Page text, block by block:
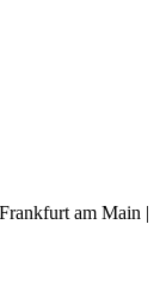
am Main |